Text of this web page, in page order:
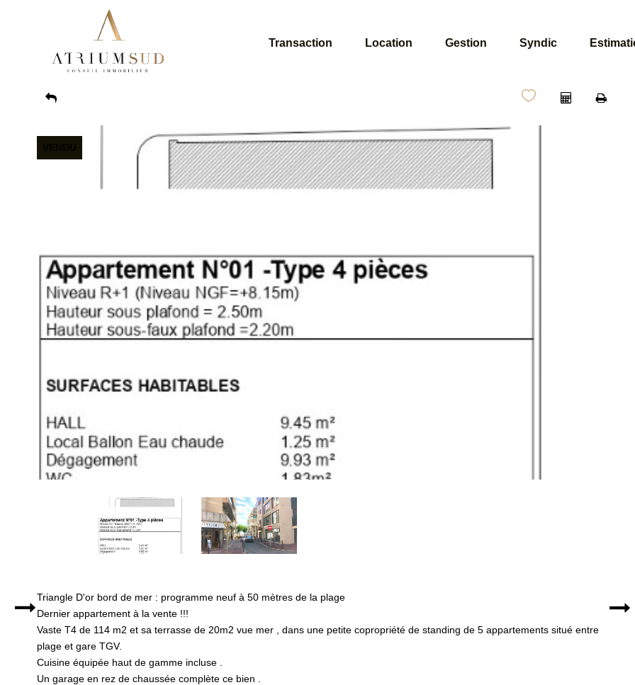
Transaction Location Gestion Syndic
Triangle D'or bord de mer : programme neuf à 50 mètres de la plage
Dernier appartement à la vente !!!
Vaste T4 de 114 m2 et sa terrasse de 20m2 vue mer , dans une petite copropriété de standing de 5 appartements situé entre
plage et gare TGV.
Cuisine équipée haut de gamme incluse .
Un garage en rez de chaussée complète ce bien .